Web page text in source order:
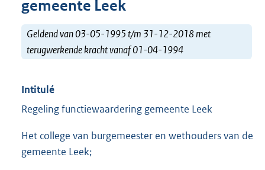
gemeente Leek
Geldend van 03-05-1995 t/m 31-12-2018 met
terugwerkende kracht vanaf 01-04-1994
Intitulé
Regeling functiewaardering gemeente Leek
Het college van burgemeester en wethouders van de
gemeente Leek;